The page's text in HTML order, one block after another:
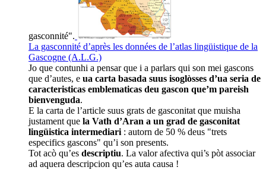
gasconnité".
La gasconnité d’après les données de l’atlas lingüistique de la
Gascogne (A.L.G.)
Jo que contunhi a pensar que i a parlars qui son mei gascons
que d’autes, e ua carta basada suus isoglòsses d’ua seria de
caracteristicas emblematicas deu gascon que’m pareish
bienvenguda.
E la carta de l’article suus grats de gasconitat que muisha
justament que la Vath d’Aran a un grad de gasconitat
lingüistica intermediari : autorn de 50 % deus "trets
especifics gascons" qu’i son presents.
Tot acò qu’es descriptiu. La valor afectiva qui’s pòt associar
ad aquera descripcion qu’es auta causa !